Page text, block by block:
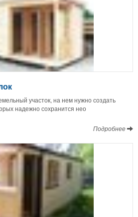
участок, на нем нужно создать
надежно сохранится нео
Подробнее